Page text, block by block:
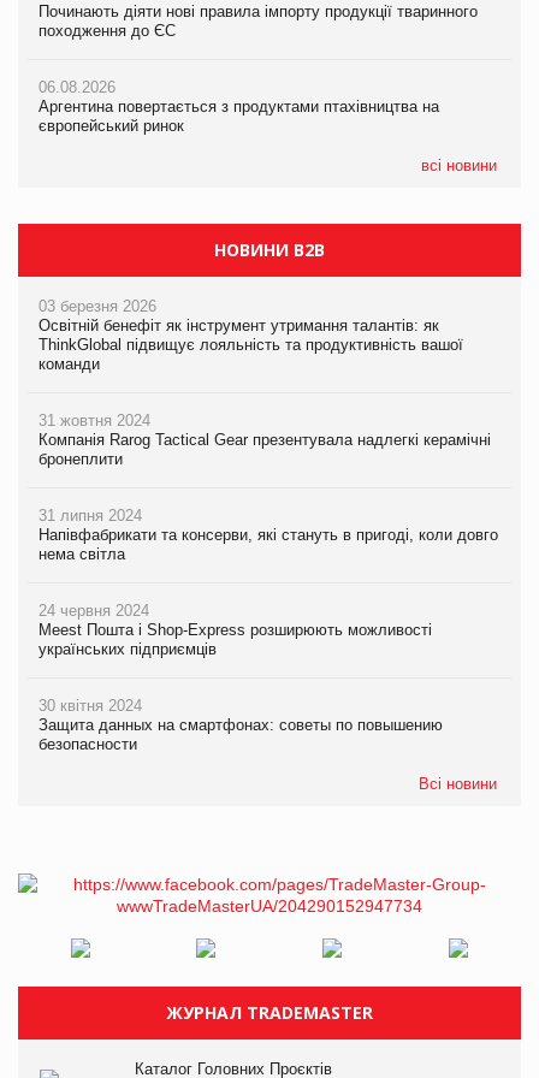
Починають діяти нові правила імпорту продукції тваринного
походження до ЄС
06.08.2026
Аргентина повертається з продуктами птахівництва на
європейський ринок
всі новини
ударів по українському бізнесу за час повномасштабної війни
Смачне поповнення дитячого меню: у VARUS з’явилися
новинки від ТМ ТОКЕРИ
Починають діяти нові правила імпорту продукції тваринного
походження до ЄС
06.08.2026
Аргентина повертається з продуктами птахівництва на
європейський ринок
НОВИНИ B2B
03 березня 2026
Освітній бенефіт як інструмент утримання талантів: як
ThinkGlobal підвищує лояльність та продуктивність вашої
команди
31 жовтня 2024
Компанія Rarog Tactical Gear презентувала надлегкі керамічні
бронеплити
31 липня 2024
Напівфабрикати та консерви, які стануть в пригоді, коли довго
нема світла
24 червня 2024
Meest Пошта і Shop-Express розширюють можливості
українських підприємців
30 квітня 2024
Защита данных на смартфонах: советы по повышению
безопасности
Всі новини
ЖУРНАЛ TRADEMASTER
Каталог Головних Проєктів